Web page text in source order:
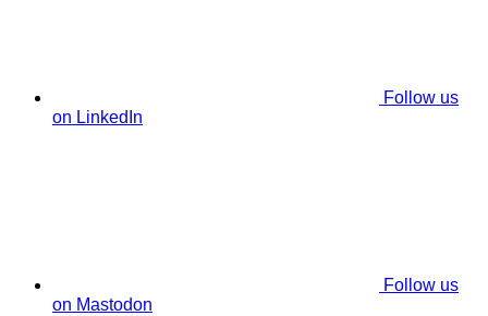
Follow us
on LinkedIn
Follow us
on Mastodon